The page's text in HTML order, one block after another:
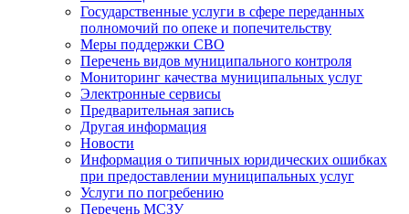
Государственные услуги в сфере переданных
полномочий по опеке и попечительству
Меры поддержки СВО
Перечень видов муниципального контроля
Мониторинг качества муниципальных услуг
Электронные сервисы
Предварительная запись
Другая информация
Новости
Информация о типичных юридических ошибках
при предоставлении муниципальных услуг
Услуги по погребению
Перечень МСЗУ